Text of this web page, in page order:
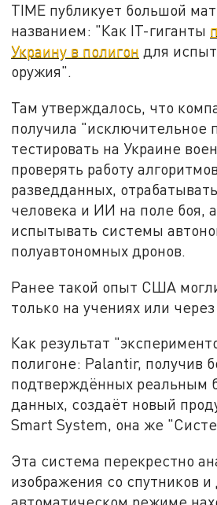
TIME публикует большой
названием: "Как IT-гиганты
Украину в полигон для
оружия".
Там утверждалось, что
получила "исключительное
тестировать на Украине
проверять работу
разведданных,
человека и ИИ на поле боя,
испытывать системы
полуавтономных дронов.
Ранее такой опыт США
только на учениях или
Как результат
полигоне: Palantir, получив
подтверждённых реальным
данных, создаёт новый
Smart System, она же
Эта система перекрестно
изображения со спутников и